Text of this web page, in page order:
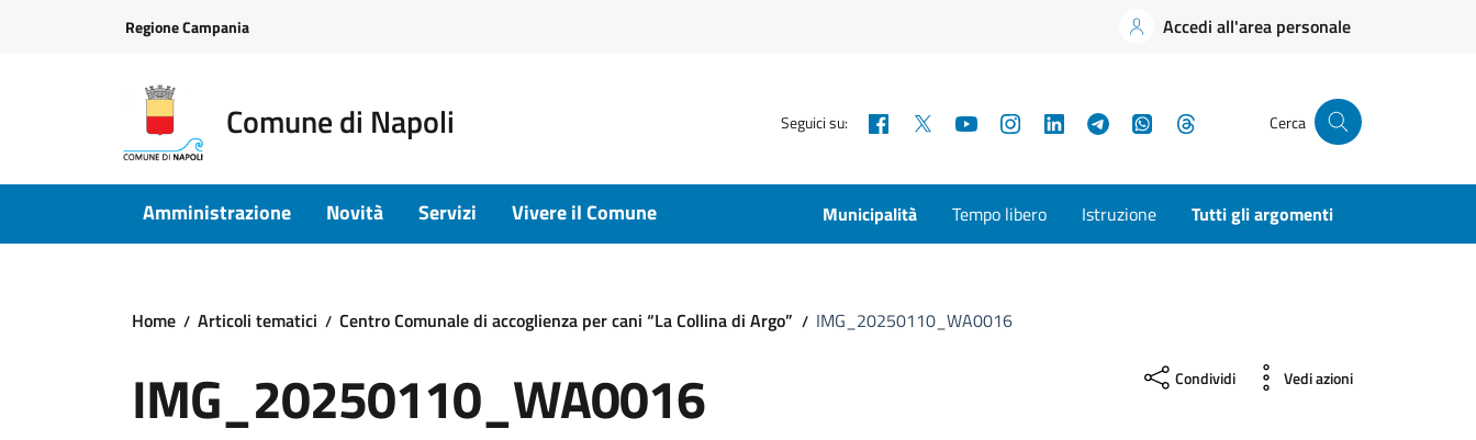
Regione Campania Accedi all'area personale
Comune di Napoli Seguici su: Facebook YouTubeInstagramLinkedInTelegramWhatsApp Cerca
Amministrazione Novità Servizi Vivere il Comune Municipalità Tempo libero Istruzione Tutti gli argomenti
Home Articoli tematici Centro Comunale di accoglienza per cani “La Collina di Argo” IMG_20250110_WA0016
IMG_20250110_WA0016 Condividi Vedi azioni